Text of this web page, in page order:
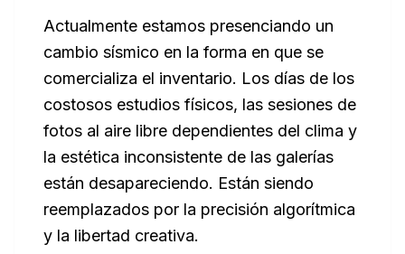
Actualmente estamos presenciando un
cambio sísmico en la forma en que se
comercializa el inventario. Los días de los
costosos estudios físicos, las sesiones de
fotos al aire libre dependientes del clima y
la estética inconsistente de las galerías
están desapareciendo. Están siendo
reemplazados por la precisión algorítmica
y la libertad creativa.